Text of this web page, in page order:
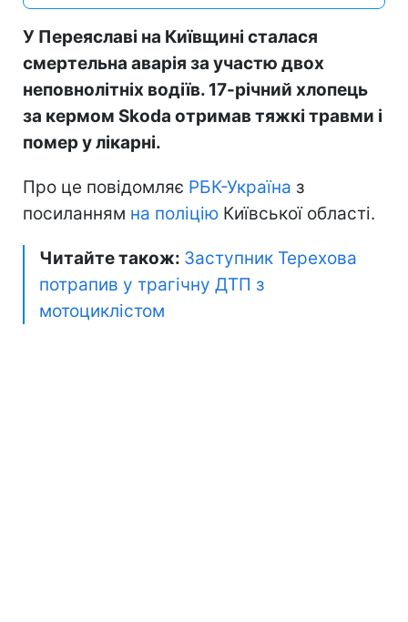
У Переяславі на Київщині сталася
смертельна аварія за участю двох
неповнолітніх водіїв. 17-річний хлопець
за кермом Skoda отримав тяжкі травми і
помер у лікарні.
Про це повідомляє РБК-Україна з
посиланням на поліцію Київської області.
Читайте також: Заступник Терехова
потрапив у трагічну ДТП з
мотоциклістом